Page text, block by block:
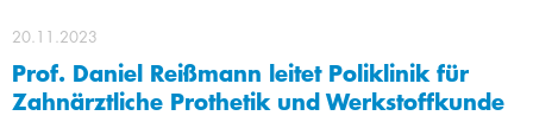
20.11.2023
Prof. Daniel Reißmann leitet Poliklinik für
Zahnärztliche Prothetik und Werkstoffkunde